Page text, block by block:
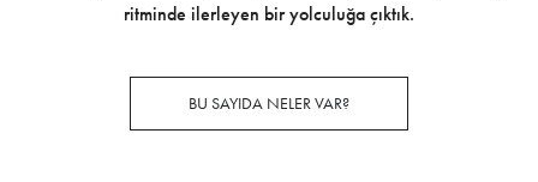
ritminde ilerleyen bir yolculuğa çıktık.
BU SAYIDA NELER VAR?